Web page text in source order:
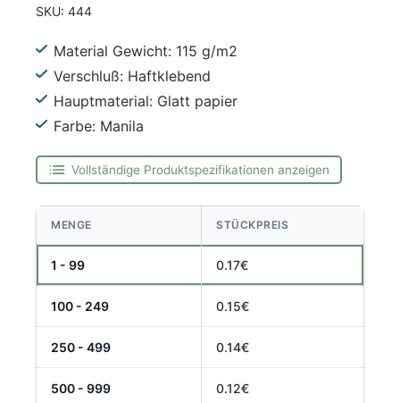
SKU: 444
Material Gewicht: 115 g/m2
Verschluß: Haftklebend
Hauptmaterial: Glatt papier
Farbe: Manila
Vollständige Produktspezifikationen anzeigen
MENGE STÜCKPREIS
1 - 99 0.17€
100 - 249 0.15€
250 - 499 0.14€
500 - 999 0.12€